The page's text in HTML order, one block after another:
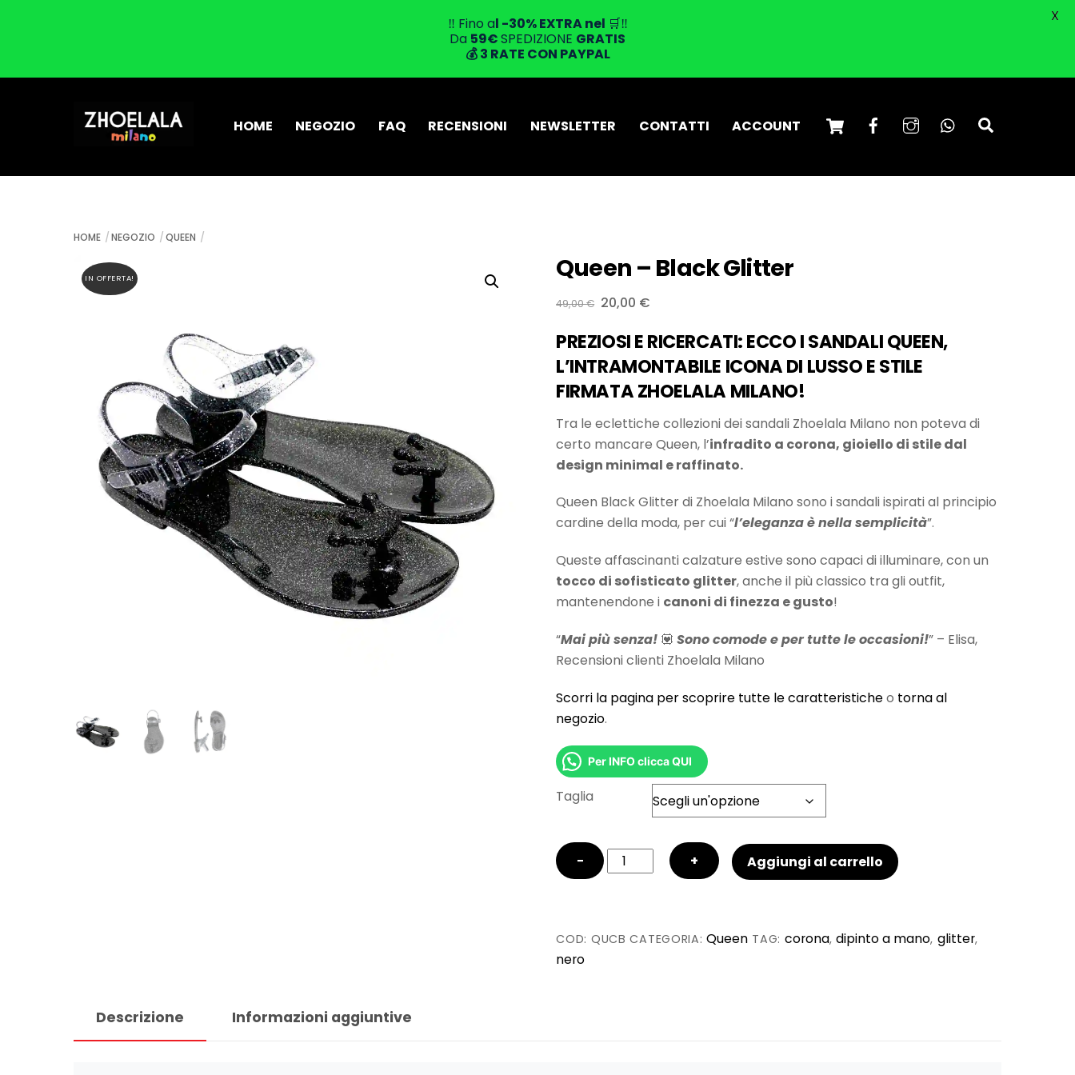
Cart FacebookInstagramWhatsApp
HOME NEGOZIO FAQ RECENSIONI NEWSLETTER CONTATTI ACCOUNT
HOME NEGOZIO QUEEN
IN OFFERTA! Queen – Black Glitter
49,00€ Il
originale
era:
49,00 €.
20,00 €
attuale
è:
20,00 €.
PREZIOSI E RICERCATI: ECCO I SANDALI QUEEN,
L’INTRAMONTABILE ICONA DI LUSSO E STILE
FIRMATA ZHOELALA MILANO!
Tra le eclettiche collezioni dei sandali Zhoelala Milano non poteva di
certo mancare Queen, l’infradito a corona, gioiello di stile dal
design minimal e raffinato.
Queen Black Glitter di Zhoelala Milano sono i sandali ispirati al principio
cardine della moda, per cui “l’eleganza è nella semplicità”.
Queste affascinanti calzature estive sono capaci di illuminare, con un
tocco di sofisticato glitter, anche il più classico tra gli outfit,
mantenendone i canoni di finezza e gusto!
“Mai più senza! 💟 Sono comode e per tutte le occasioni!” – Elisa,
Recensioni clienti Zhoelala Milano
Scorri la pagina per scoprire tutte le caratteristicheo torna al
negozio.
Per INFO clicca QUI
Taglia
−
Queen
-
quantità
+ Aggiungi al carrello
COD: QUCB CATEGORIA:Queen TAG: corona,dipinto a mano, glitter,
nero
Descrizione Informazioni aggiuntive
‼️ Fino al -30% EXTRAnel 🛒‼️
Da 59€SPEDIZIONE GRATIS
💰3 RATE CON PAYPAL
X